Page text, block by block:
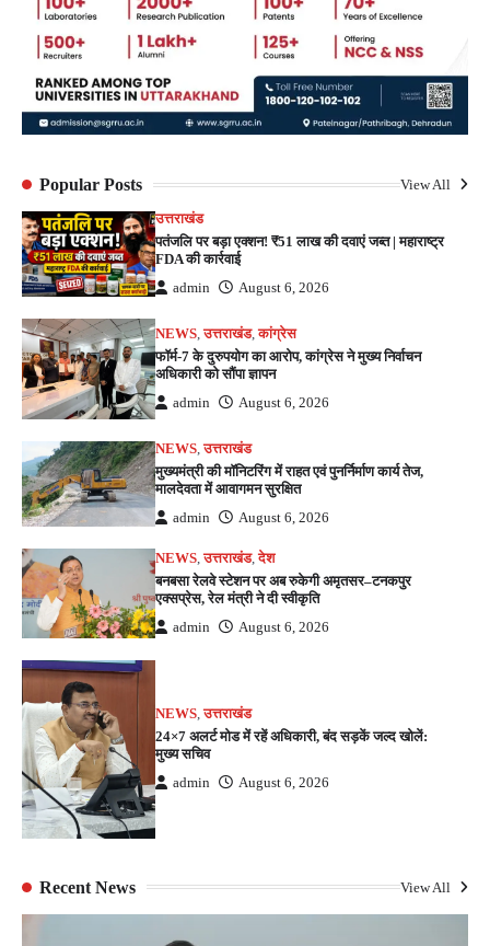
Popular Posts View All
उत्तराखंड
पतंजलि पर बड़ा एक्शन! ₹51 लाख की दवाएं जब्त | महाराष्ट्र
FDA की कार्रवाई
admin August 6, 2026
NEWS,उत्तराखंड,कांग्रेस
फॉर्म-7 के दुरुपयोग का आरोप, कांग्रेस ने मुख्य निर्वाचन
अधिकारी को सौंपा ज्ञापन
admin August 6, 2026
NEWS,उत्तराखंड
मुख्यमंत्री की मॉनिटरिंग में राहत एवं पुनर्निर्माण कार्य तेज,
मालदेवता में आवागमन सुरक्षित
admin August 6, 2026
NEWS,उत्तराखंड,देश
बनबसा रेलवे स्टेशन पर अब रुकेगी अमृतसर–टनकपुर
एक्सप्रेस, रेल मंत्री ने दी स्वीकृति
admin August 6, 2026
NEWS,उत्तराखंड
24×7 अलर्ट मोड में रहें अधिकारी, बंद सड़कें जल्द खोलें:
मुख्य सचिव
admin August 6, 2026
Recent News View All